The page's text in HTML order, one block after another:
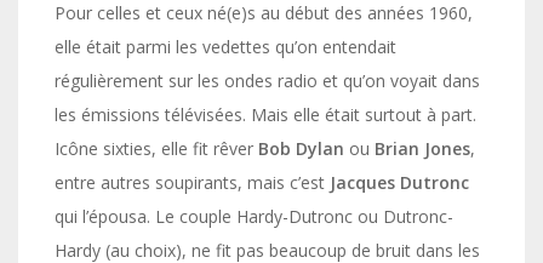
Pour celles et ceux né(e)s au début des années 1960,
elle était parmi les vedettes qu’on entendait
régulièrement sur les ondes radio et qu’on voyait dans
les émissions télévisées. Mais elle était surtout à part.
Icône sixties, elle fit rêver Bob Dylan ou Brian Jones,
entre autres soupirants, mais c’est Jacques Dutronc
qui l’épousa. Le couple Hardy-Dutronc ou Dutronc-
Hardy (au choix), ne fit pas beaucoup de bruit dans les